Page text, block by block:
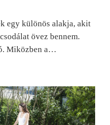
egy különös alakja, akit
övez bennem.
Miközben a…